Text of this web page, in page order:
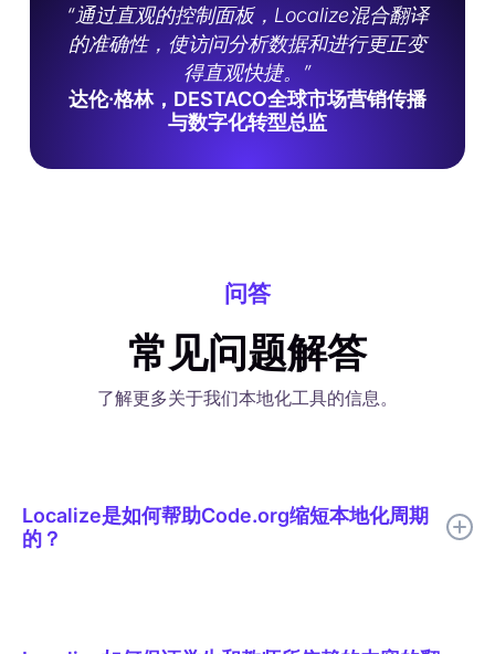
“通过直观的控制面板，Localize混合翻译
的准确性，使访问分析数据和进行更正变
得直观快捷。”
达伦·格林，DESTACO全球市场营销传播
与数字化转型总监
问答
常见问题解答
了解更多关于我们本地化工具的信息。
Localize是如何帮助Code.org缩短本地化周期
的？